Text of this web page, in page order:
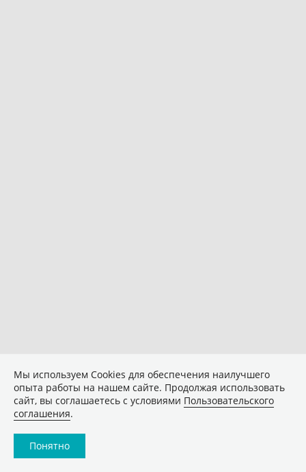
Мы используем Сookies для обеспечения наилучшего
опыта работы на нашем сайте. Продолжая использовать
сайт, вы соглашаетесь с условиями Пользовательского
соглашения.
Понятно